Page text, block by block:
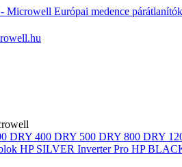
Európai medence
DRY 400 DRY 500 DRY 800 DRY
HP SILVER Inverter Pro HP